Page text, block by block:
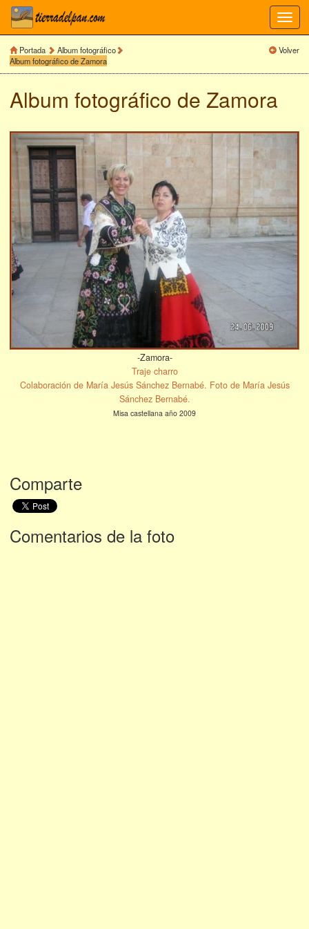
Portada
Album fotográfico
Album fotográfico de Zamora
Volver
Album fotográfico de Zamora
-Zamora-
Traje charro
Colaboración de María Jesús Sánchez Bernabé. Foto de María Jesús
Sánchez Bernabé.
Misa castellana año 2009
Comparte
Comentarios de la foto